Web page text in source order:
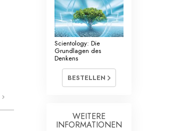
Scientology: Die
Grundlagen des
Denkens
BESTELLEN
WEITERE
INFORMATIONEN